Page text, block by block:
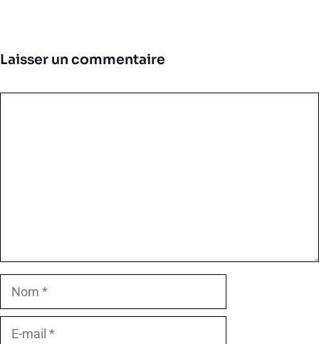
Laisser un commentaire
Nom